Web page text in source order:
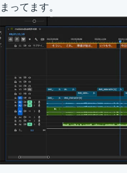
まってます。